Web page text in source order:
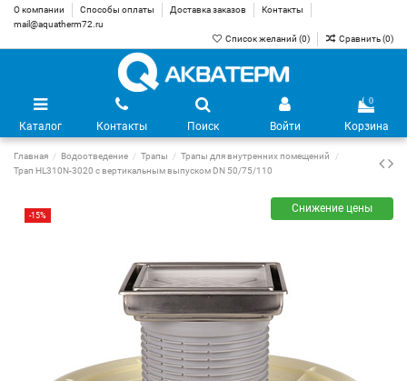
О компании Способы оплаты Доставка заказов
Контакты
mail@aquatherm72.ru
Список желаний (0) Сравнить (0)
Каталог Контакты Поиск Войти
0
Корзина
Главная Водоотведение Трапы
Трапы для внутренних помещений
Трап HL310N-3020 с вертикальным выпуском DN 50/75/110
-15%
Снижение цены